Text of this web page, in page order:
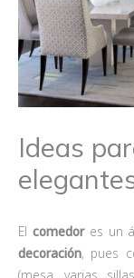
Ideas
El comedores un
decoración, pues